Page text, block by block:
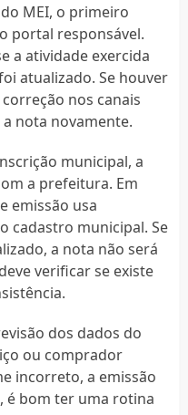
MEI, o primeiro
portal responsável.
a atividade exercida
atualizado. Se houver
nos canais
nota novamente.
municipal, a
a prefeitura. Em
emissão usa
cadastro municipal. Se
a nota não será
verificar se existe
dos dados do
ou comprador
incorreto, a emissão
é bom ter uma rotina